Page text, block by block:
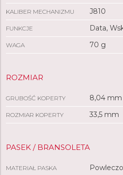
KALIBER MECHANIZMU J810
FUNKCJE Data,
WAGA 70 g
ROZMIAR
GRUBOŚĆ KOPERTY 8,04 mm
ROZMIAR KOPERTY 33,5 mm
PASEK / BRANSOLETA
MATERIAŁ PASKA